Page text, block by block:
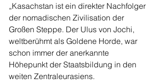
„Kasachstan ist ein direkter Nachfolger
der nomadischen Zivilisation der
Großen Steppe. Der Ulus von Jochi,
weltberühmt als Goldene Horde, war
schon immer der anerkannte
Höhepunkt der Staatsbildung in den
weiten Zentraleurasiens.